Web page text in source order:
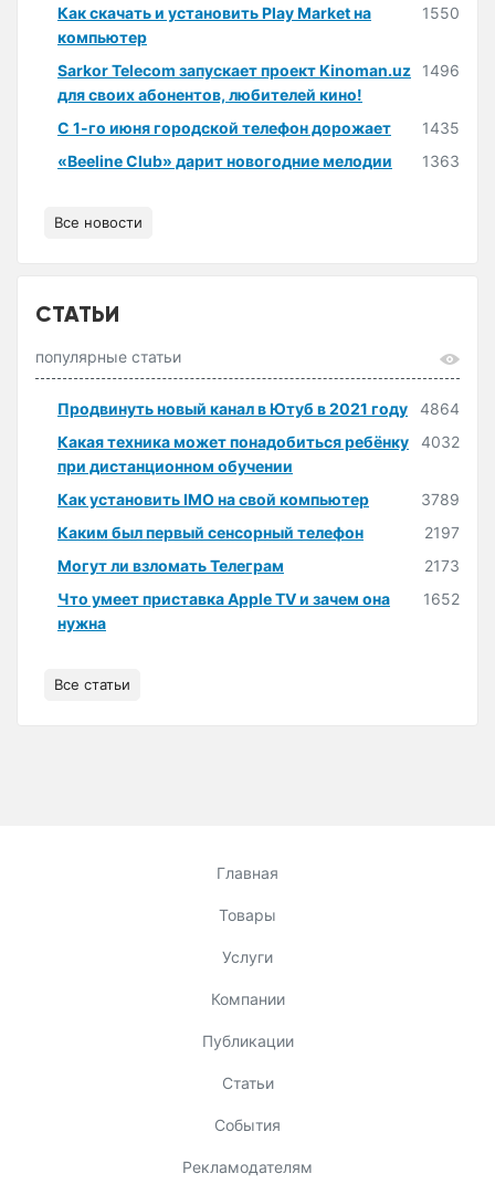
Как скачать и установить Play Market на
компьютер
1550
Sarkor Telecom запускает проект Kinoman.uz
для своих абонентов, любителей кино!
1496
С 1-го июня городской телефон дорожает
1435
«Beeline Club» дарит новогодние мелодии
1363
Все новости
СТАТЬИ
популярные статьи
Продвинуть новый канал в Ютуб в 2021 году
4864
Какая техника может понадобиться ребёнку
при дистанционном обучении
4032
Как установить IMO на свой компьютер
3789
Каким был первый сенсорный телефон
2197
Могут ли взломать Телеграм
2173
Что умеет приставка Apple TV и зачем она
нужна
1652
Все статьи
Главная
Товары
Услуги
Компании
Публикации
Статьи
События
Рекламодателям